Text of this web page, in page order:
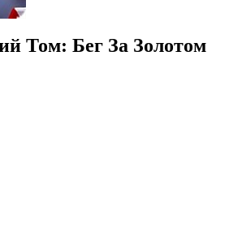
Том: Бег За Золотом